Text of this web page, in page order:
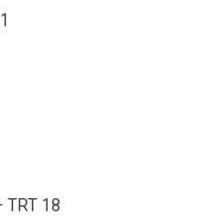
TRT 18